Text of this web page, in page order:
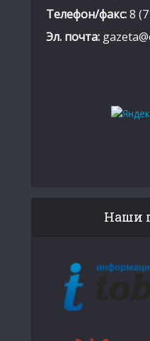
Телефон/факс:8
Эл. почта:
Наши